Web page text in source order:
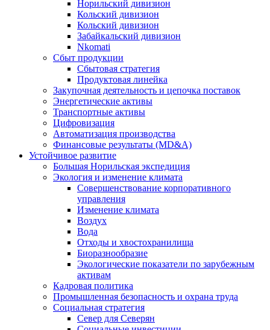
Норильский дивизион
Кольский дивизион
Кольский дивизион
Забайкальский дивизион
Nkomati
Сбыт продукции
Сбытовая стратегия
Продуктовая линейка
Закупочная деятельность и цепочка поставок
Энергетические активы
Транспортные активы
Цифровизация
Автоматизация производства
Финансовые результаты (MD&A)
Устойчивое развитие
Большая Норильская экспедиция
Экология и изменение климата
Совершенствование корпоративного
управления
Изменение климата
Воздух
Вода
Отходы и хвостохранилища
Биоразнообразие
Экологические показатели по зарубежным
активам
Кадровая политика
Промышленная безопасность и охрана труда
Социальная стратегия
Север для Северян